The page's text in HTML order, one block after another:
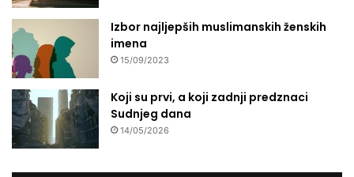
Izbor najljepših muslimanskih ženskih
imena
15/09/2023
Koji su prvi, a koji zadnji predznaci
Sudnjeg dana
14/05/2026